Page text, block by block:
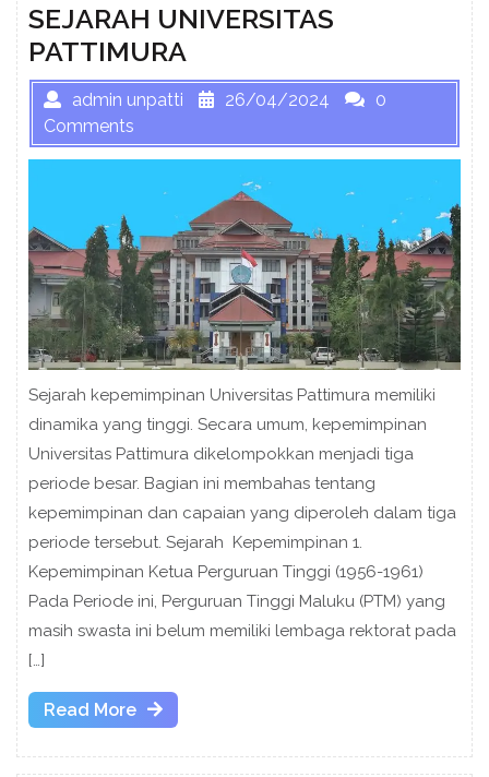
SEJARAH UNIVERSITAS
PATTIMURA
admin unpatti 26/04/2024
0
Comments
Sejarah kepemimpinan Universitas Pattimura memiliki
dinamika yang tinggi. Secara umum, kepemimpinan
Universitas Pattimura dikelompokkan menjadi tiga
periode besar. Bagian ini membahas tentang
kepemimpinan dan capaian yang diperoleh dalam tiga
periode tersebut. Sejarah Kepemimpinan 1.
Kepemimpinan Ketua Perguruan Tinggi (1956-1961)
Pada Periode ini, Perguruan Tinggi Maluku (PTM) yang
masih swasta ini belum memiliki lembaga rektorat pada
[…]
Read More
Read
More